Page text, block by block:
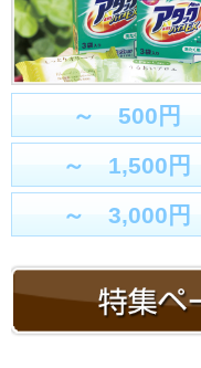
～ 500円
～ 1,500円
～ 3,000円